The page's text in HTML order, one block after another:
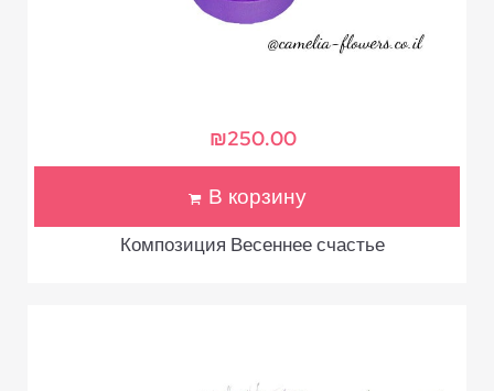
Композиция Весеннее счастье
₪250.00
В корзину